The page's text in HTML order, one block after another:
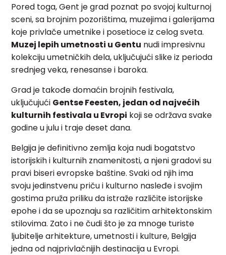
Pored toga, Gent je grad poznat po svojoj kulturnoj
sceni, sa brojnim pozorištima, muzejima i galerijama
koje privlače umetnike i posetioce iz celog sveta.
Muzej lepih umetnosti u Gentu nudi impresivnu
kolekciju umetničkih dela, uključujući slike iz perioda
srednjeg veka, renesanse i baroka.
Grad je takođe domaćin brojnih festivala,
uključujući Gentse Feesten, jedan od najvećih
kulturnih festivala u Evropi koji se održava svake
godine u julu i traje deset dana.
Belgija je definitivno zemlja koja nudi bogatstvo
istorijskih i kulturnih znamenitosti, a njeni gradovi su
pravi biseri evropske baštine. Svaki od njih ima
svoju jedinstvenu priču i kulturno nasleđe i svojim
gostima pruža priliku da istraže različite istorijske
epohe i da se upoznaju sa različitim arhitektonskim
stilovima. Zato i ne čudi što je za mnoge turiste
ljubitelje arhitekture, umetnosti i kulture, Belgija
jedna od najprivlačnijih destinacija u Evropi.